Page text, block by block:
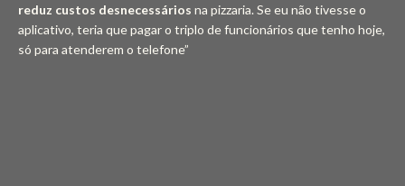
reduz custos desnecessários na pizzaria. Se eu não tivesse o
aplicativo, teria que pagar o triplo de funcionários que tenho hoje,
só para atenderem o telefone”